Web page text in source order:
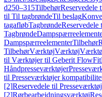
d250–315TilbehørReservedele
til Til tagbrøndeTil beslag
tagafløbTagbrøndeReservedele
Tagbrønde
DampspærreelementerTilbehør
TilbehørVærktøjVærktøj
til Værktøjer til Geberit FlowFit
Håndpresseværktøjer
til Presseværktøjer
[2]Reservedele til
[2]Rørbearbejdningsværktøj